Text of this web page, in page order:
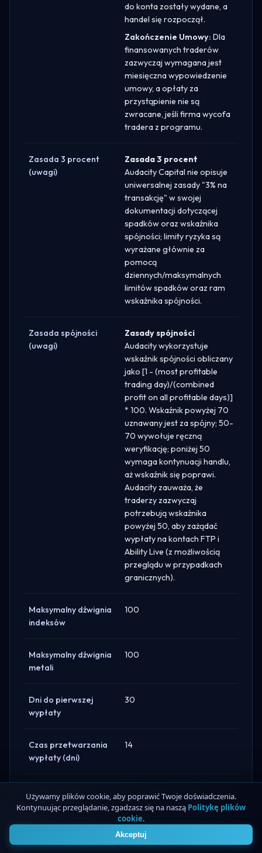
do konta zostały wydane, a
handel się rozpoczął.
Zakończenie Umowy: Dla
finansowanych traderów
zazwyczaj wymagana jest
miesięczna wypowiedzenie
umowy, a opłaty za
przystąpienie nie są
zwracane, jeśli firma wycofa
tradera z programu.
Zasada 3 procent
(uwagi)
Zasada 3 procent
Audacity Capital nie opisuje
uniwersalnej zasady "3% na
transakcję" w swojej
dokumentacji dotyczącej
spadków oraz wskaźnika
spójności; limity ryzyka są
wyrażane głównie za
pomocą
dziennych/maksymalnych
limitów spadków oraz ram
wskaźnika spójności.
Zasada spójności
(uwagi)
Zasady spójności
Audacity wykorzystuje
wskaźnik spójności obliczany
jako [1 - (most profitable
trading day)/(combined
profit on all profitable days)]
* 100. Wskaźnik powyżej 70
uznawany jest za spójny; 50-
70 wywołuje ręczną
weryfikację; poniżej 50
wymaga kontynuacji handlu,
aż wskaźnik się poprawi.
Audacity zauważa, że
traderzy zazwyczaj
potrzebują wskaźnika
powyżej 50, aby zażądać
wypłaty na kontach FTP i
Ability Live (z możliwością
przeglądu w przypadkach
granicznych).
Maksymalny dźwignia
indeksów
100
Maksymalny dźwignia
metali
100
Dni do pierwszej
wypłaty
30
Czas przetwarzania
wypłaty (dni)
14
dozwolone
Audacity Capital nie zezwala
na łączenie oddzielnych kont
saldo.
Używamy plików cookie, aby poprawić Twoje doświadczenia.
Kontynuując przeglądanie, zgadzasz się na naszą Politykę plików
cookie.
Akceptuj